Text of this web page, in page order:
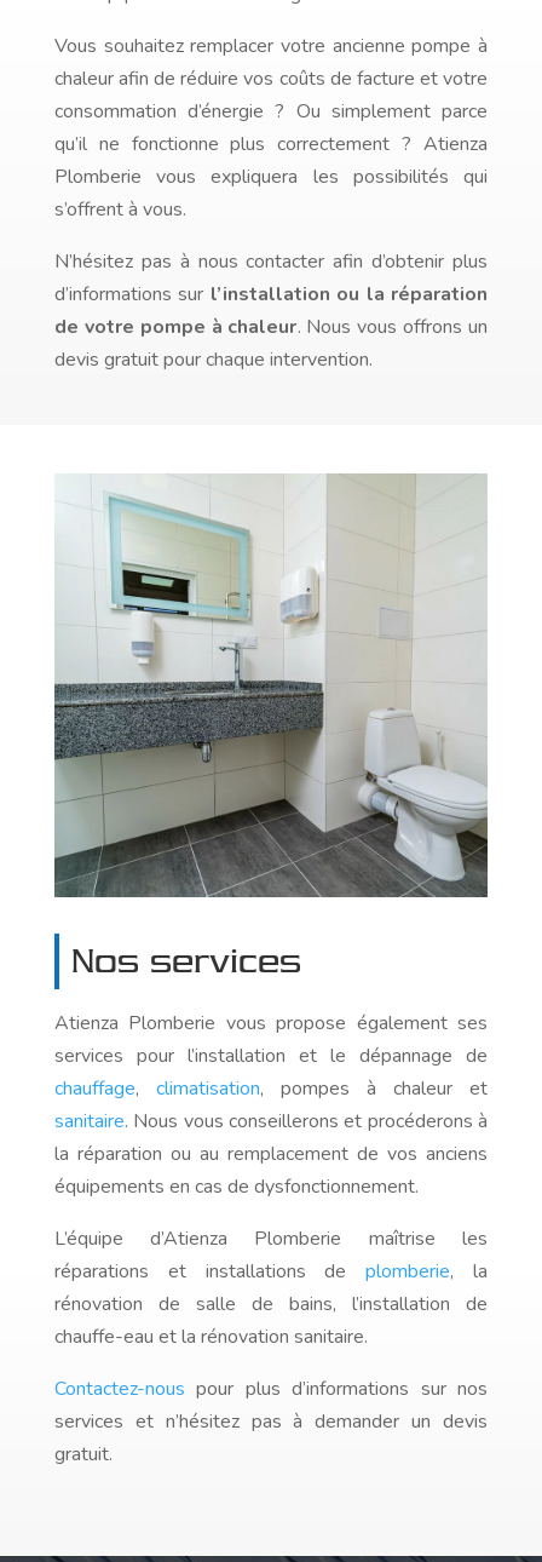
Vous souhaitez remplacer votre ancienne pompe à
chaleur afin de réduire vos coûts de facture et votre
consommation d’énergie ? Ou simplement parce
qu’il ne fonctionne plus correctement ? Atienza
Plomberie vous expliquera les possibilités qui
s’offrent à vous.
N’hésitez pas à nous contacter afin d’obtenir plus
d’informations sur l’installation ou la réparation
de votre pompe à chaleur. Nous vous offrons un
devis gratuit pour chaque intervention.
Nos services
Atienza Plomberie vous propose également ses
services pour l’installation et le dépannage de
chauffage, climatisation, pompes à chaleur et
sanitaire. Nous vous conseillerons et procéderons à
la réparation ou au remplacement de vos anciens
équipements en cas de dysfonctionnement.
L’équipe d’Atienza Plomberie maîtrise les
réparations et installations deplomberie, la
rénovation de salle de bains, l’installation de
chauffe-eau et la rénovation sanitaire.
Contactez-nous pour plus d’informations sur nos
services et n’hésitez pas à demander un devis
gratuit.